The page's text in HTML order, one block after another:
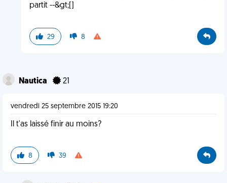
partit --&gt;[]
29 8
Nautica 21
vendredi 25 septembre 2015 19:20
Il t'as laissé finir au moins?
8 39